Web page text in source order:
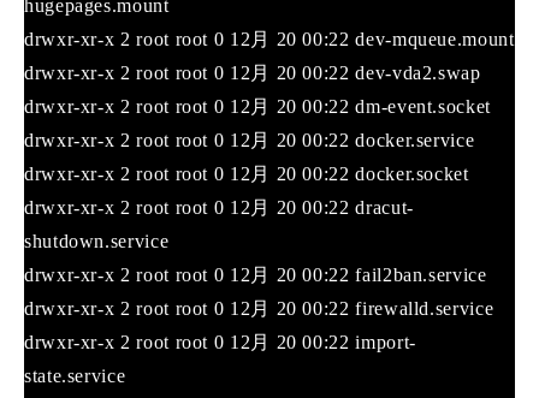
hugepages.mount
drwxr-xr-x 2 root root 0 12月 20 00:22 dev-mqueue.mount
drwxr-xr-x 2 root root 0 12月 20 00:22 dev-vda2.swap
drwxr-xr-x 2 root root 0 12月 20 00:22 dm-event.socket
drwxr-xr-x 2 root root 0 12月 20 00:22 docker.service
drwxr-xr-x 2 root root 0 12月 20 00:22 docker.socket
drwxr-xr-x 2 root root 0 12月 20 00:22 dracut-
shutdown.service
drwxr-xr-x 2 root root 0 12月 20 00:22 fail2ban.service
drwxr-xr-x 2 root root 0 12月 20 00:22 firewalld.service
drwxr-xr-x 2 root root 0 12月 20 00:22 import-
state.service